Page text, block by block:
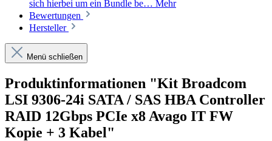
sich hierbei um ein Bundle be… Mehr
Bewertungen
Hersteller
Menü schließen
Produktinformationen "Kit Broadcom
LSI 9306-24i SATA / SAS HBA Controller
RAID 12Gbps PCIe x8 Avago IT FW
Kopie + 3 Kabel"